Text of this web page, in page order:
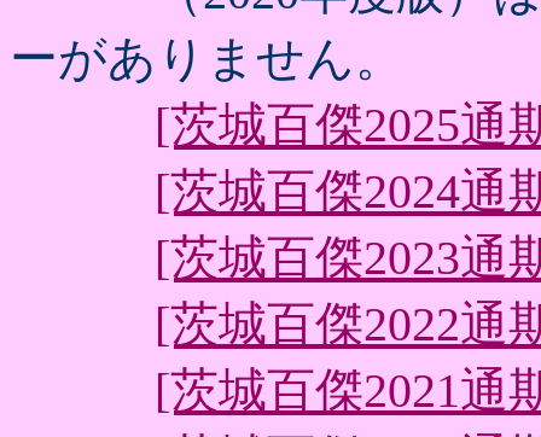
ーがありません。
[茨城百傑2025通
[茨城百傑2024通
[茨城百傑2023通
[茨城百傑2022通
[茨城百傑2021通